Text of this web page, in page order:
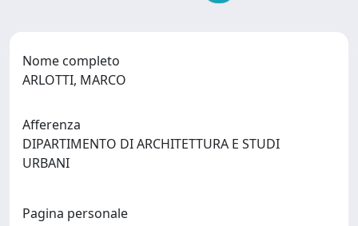
Nome completo
ARLOTTI, MARCO
Afferenza
DIPARTIMENTO DI ARCHITETTURA E STUDI
URBANI
Pagina personale